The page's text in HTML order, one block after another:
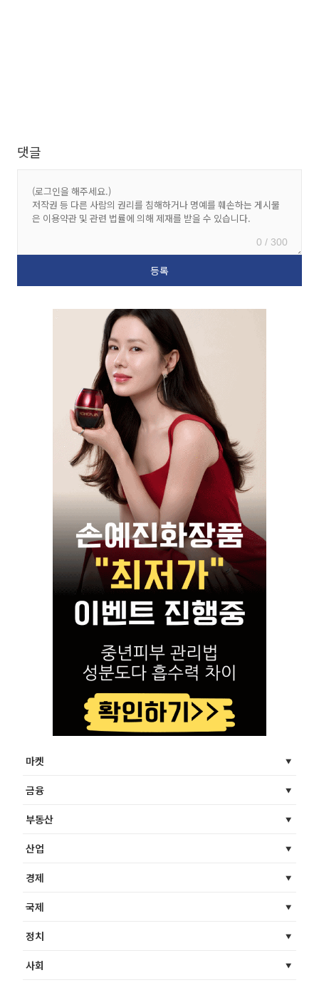
댓글
0 / 300
마켓
금융
부동산
산업
경제
국제
정치
사회